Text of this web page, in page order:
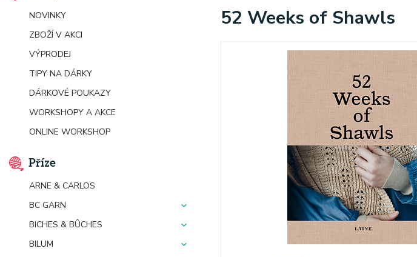
NOVINKY
ZBOŽÍ V AKCI
VÝPRODEJ
TIPY NA DÁRKY
DÁRKOVÉ POUKAZY
WORKSHOPY A AKCE
ONLINE WORKSHOP
Příze
ARNE & CARLOS
BC GARN
BICHES & BÛCHES
BILUM
52 Weeks of Shawls